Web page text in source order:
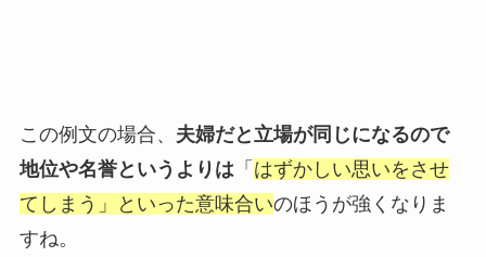
この例文の場合、 夫婦だと立場が同じになるので
地位や名誉というよりは 「 はずかしい思いをさせ
てしまう」といった意味合いのほうが強くなりま
すね。